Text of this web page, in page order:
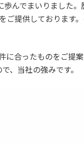
んでまいりました
提供しております
合ったものをご提
、当社の強みです。